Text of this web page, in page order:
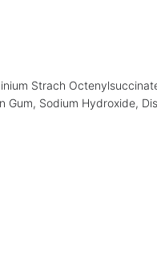
Strach
Sodium Hydroxide,